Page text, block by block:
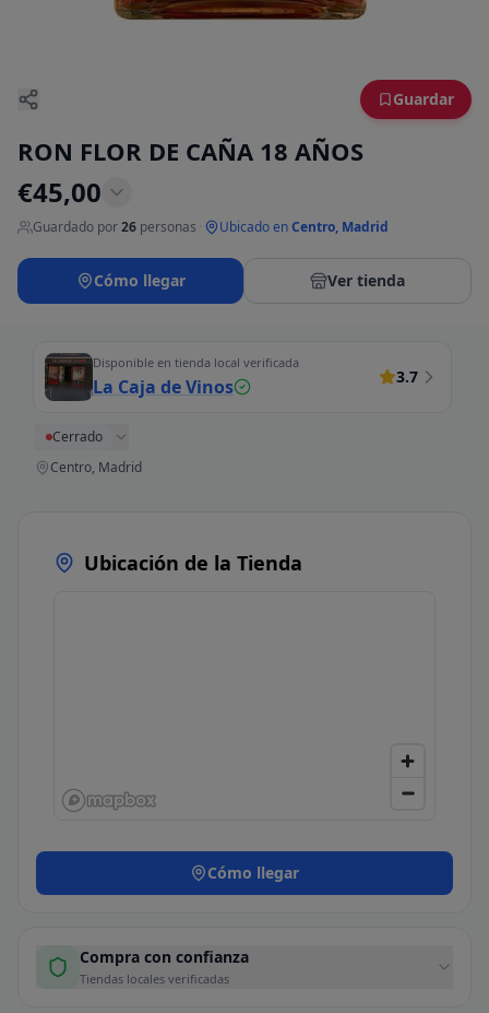
Guardar
RON FLOR DE CAÑA 18 AÑOS
€45,00
Guardado por26 personas Ubicado enCentro, Madrid
Cómo llegar Ver tienda
Disponible en tienda local verificada
La Caja de Vinos 3.7
Cerrado
Centro, Madrid
Ubicación de la Tienda
Cómo llegar
Compra con confianza
Tiendas locales verificadas